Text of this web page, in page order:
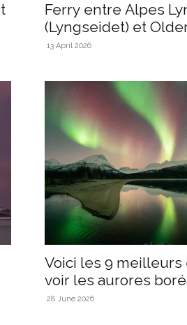
Ferry entre Alpes
(Lyngseidet) et
Informations, tarifs
13 April 2026
Voici les 9 meilleurs
voir les aurores
28 June 2026